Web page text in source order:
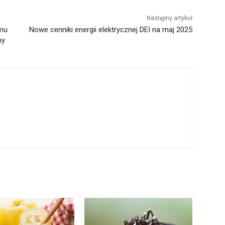
Następny artykuł
Nowe cenniki energii elektrycznej DEI na maj 2025